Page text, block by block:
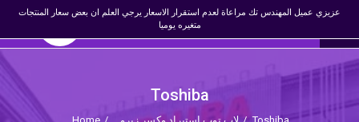
عزيزي عميل المهندس تك مراعاة لعدم استقرار الاسعار يرجي العلم ان بعض سعار المنتجات
متغيره يوميا
☰ المهندس تك × EN
Register
Toshiba